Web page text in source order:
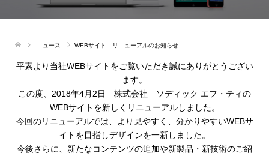
ニュース WEBサイト リニューアルのお知らせ
平素より当社WEBサイトをご覧いただき誠にありがとうござい
ます。
この度、2018年4月2日 株式会社 ソディック エフ・ティの
WEBサイトを新しくリニューアルしました。
今回のリニューアルでは、より見やすく、分かりやすいWEBサ
イトを目指しデザインを一新しました。
今後さらに、新たなコンテンツの追加や新製品・新技術のご紹